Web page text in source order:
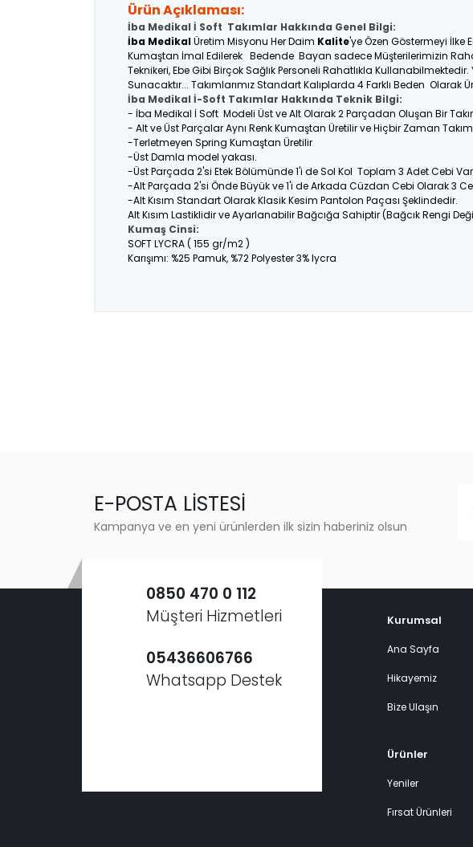
Ürün Açıklaması:
İba Medikal İ Soft Takımlar Hakkında Genel Bilgi:
İba MedikalÜretim Misyonu Her Daim Kalite'ye Özen Göstermeyi İlke
Kumaştan İmal Edilerek Bedende Bayan sadece Müşterilerimizin
Teknikeri, Ebe Gibi Birçok Sağlık Personeli Rahatlıkla
Sunacaktır... Takımlarımız Standart Kalıplarda 4 Farklı Beden Olarak
İba Medikal İ-Soft Takımlar Hakkında Teknik Bilgi:
- İba Medikal İ Soft Modeli Üst ve Alt Olarak 2 Parçadan Oluşan Bir
- Alt ve Üst Parçalar Aynı Renk Kumaştan Üretilir ve Hiçbir Zaman
-Terletmeyen Spring Kumaştan Üretilir
-Üst Damla model yakası.
-Üst Parçada 2'si Etek Bölümünde 1'i de Sol Kol Toplam 3 Adet Cebi
-Alt Parçada 2'si Önde Büyük ve 1'i de Arkada Cüzdan Cebi Olarak 3
-Alt Kısım Standart Olarak Klasik Kesim Pantolon Paçası Şeklindedir.
Alt Kısım Lastiklidir ve Ayarlanabilir Bağcığa Sahiptir (Bağcık Rengi
Kumaş Cinsi:
SOFT LYCRA ( 155 gr/m2 )
Karışımı: %25 Pamuk, %72 Polyester 3% lycra
E-POSTA LİSTESİ
Kampanya ve en yeni ürünlerden ilk sizin haberiniz olsun
0850 470 0 112
Müşteri Hizmetleri
05436606766
Whatsapp Destek
Kurumsal
Ana Sayfa
Hikayemiz
Bize Ulaşın
Ürünler
Yeniler
Fırsat Ürünleri